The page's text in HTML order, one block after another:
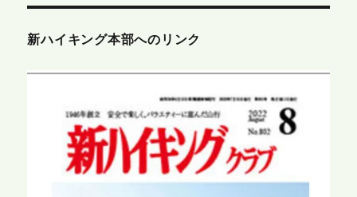
新ハイキング本部へのリンク